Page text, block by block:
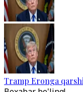
Tramp Eronga